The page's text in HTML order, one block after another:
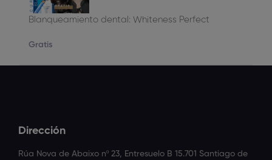
Blanqueamiento dental: Whiteness Perfect
Gratis
Dirección
Rúa Nova de Abaixo nº 23, Entresuelo B 15.701 Santiago de